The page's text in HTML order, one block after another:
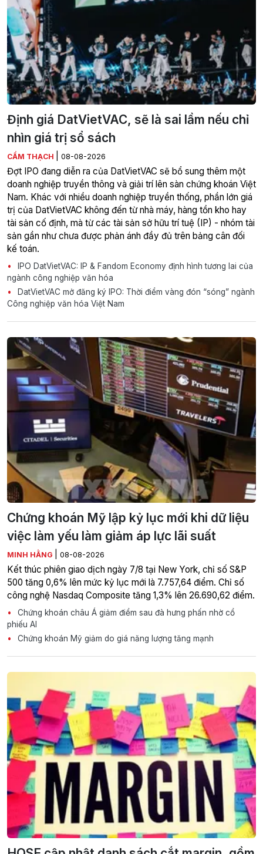
Định giá DatVietVAC, sẽ là sai lầm nếu chỉ
nhìn giá trị sổ sách
CẨM THẠCH 08-08-2026
Đợt IPO đang diễn ra của DatVietVAC sẽ bổ sung thêm một
doanh nghiệp truyền thông và giải trí lên sàn chứng khoán Việt
Nam. Khác với nhiều doanh nghiệp truyền thống, phần lớn giá
trị của DatVietVAC không đến từ nhà máy, hàng tồn kho hay
tài sản cố định, mà từ các tài sản sở hữu trí tuệ (IP) - nhóm tài
sản gần như chưa được phản ánh đầy đủ trên bảng cân đối
kế toán.
IPO DatVietVAC: IP & Fandom Economy định hình tương lai của
ngành công nghiệp văn hóa
DatVietVAC mở đăng ký IPO: Thời điểm vàng đón “sóng” ngành
Công nghiệp văn hóa Việt Nam
Chứng khoán Mỹ lập kỷ lục mới khi dữ liệu
việc làm yếu làm giảm áp lực lãi suất
MINH HẰNG 08-08-2026
Kết thúc phiên giao dịch ngày 7/8 tại New York, chỉ số S&P
500 tăng 0,6% lên mức kỷ lục mới là 7.757,64 điểm. Chỉ số
công nghệ Nasdaq Composite tăng 1,3% lên 26.690,62 điểm.
Chứng khoán châu Á giảm điểm sau đà hưng phấn nhờ cổ
phiếu AI
Chứng khoán Mỹ giảm do giá năng lượng tăng mạnh